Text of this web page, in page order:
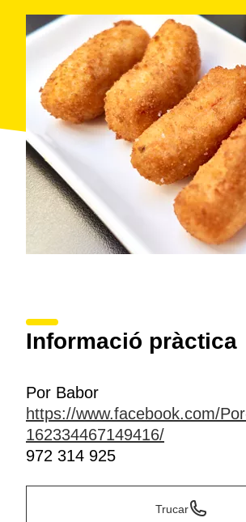
Informació pràctica
Por Babor
https://www.facebook.com/
162334467149416/
972 314 925
Trucar